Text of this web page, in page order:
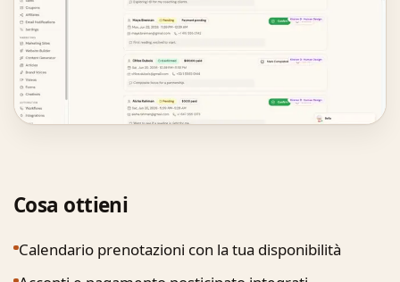
Cosa ottieni
Calendario prenotazioni con la tua disponibilità